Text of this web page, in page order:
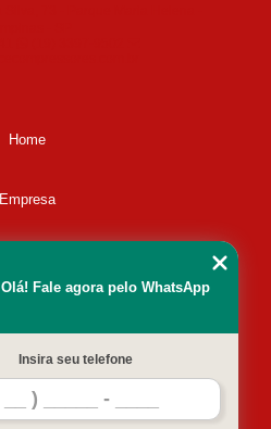
Home
Empresa
Contato
Olá! Fale agora pelo WhatsApp
Insira seu telefone